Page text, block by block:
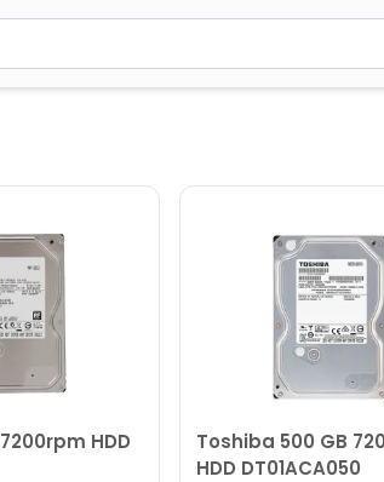
Enter düyməsini basın və ya
HDD
Toshiba 500 GB
HDD DT01ACA050